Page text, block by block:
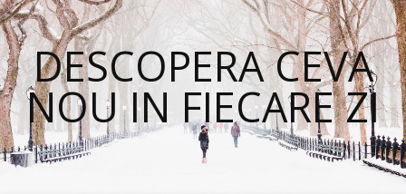
DESCOPERA CEVA
NOU IN FIECARE ZI